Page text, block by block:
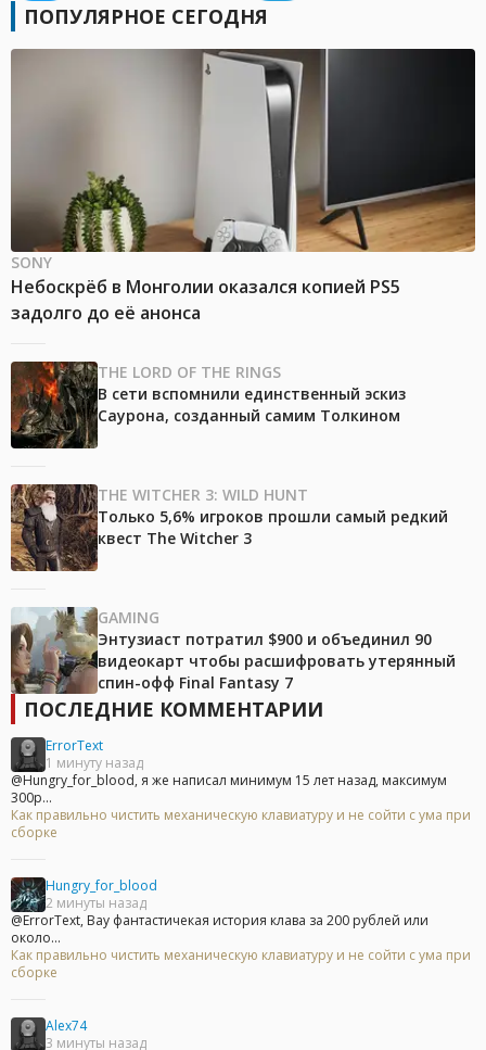
ПОПУЛЯРНОЕ СЕГОДНЯ
SONY
Небоскрёб в Монголии оказался копией PS5
задолго до её анонса
THE LORD OF THE RINGS
В сети вспомнили единственный эскиз
Саурона, созданный самим Толкином
THE WITCHER 3: WILD HUNT
Только 5,6% игроков прошли самый редкий
квест The Witcher 3
GAMING
Энтузиаст потратил $900 и объединил 90
видеокарт чтобы расшифровать утерянный
спин-офф Final Fantasy 7
ПОСЛЕДНИЕ КОММЕНТАРИИ
ErrorText
1 минуту назад
@Hungry_for_blood, я же написал минимум 15 лет назад, максимум
300р...
Как правильно чистить механическую клавиатуру и не сойти с ума при
сборке
Hungry_for_blood
2 минуты назад
@ErrorText, Вау фантастичекая история клава за 200 рублей или
около...
Как правильно чистить механическую клавиатуру и не сойти с ума при
сборке
Alex74
3 минуты назад